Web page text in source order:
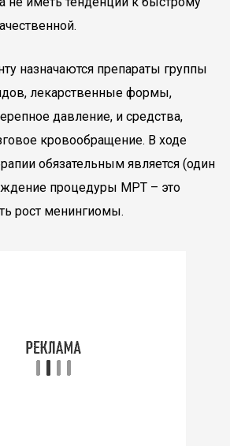
назначаются препараты группы
лекарственные формы,
давление, и средства,
кровообращение. В ходе
обязательным является (один
процедуры МРТ – это
рост менингиомы.